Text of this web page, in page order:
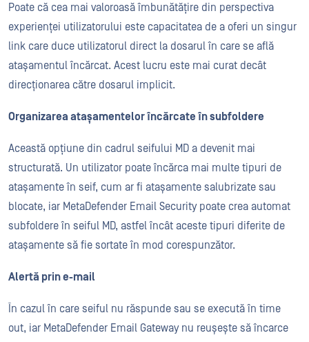
Poate că cea mai valoroasă îmbunătățire din perspectiva
experienței utilizatorului este capacitatea de a oferi un singur
link care duce utilizatorul direct la dosarul în care se află
atașamentul încărcat. Acest lucru este mai curat decât
direcționarea către dosarul implicit.
Organizarea atașamentelor încărcate în subfoldere
Această opțiune din cadrul seifului MD a devenit mai
structurată. Un utilizator poate încărca mai multe tipuri de
atașamente în seif, cum ar fi atașamente salubrizate sau
blocate, iar MetaDefender Email Security poate crea automat
subfoldere în seiful MD, astfel încât aceste tipuri diferite de
atașamente să fie sortate în mod corespunzător.
Alertă prin e-mail
În cazul în care seiful nu răspunde sau se execută în time
out, iar MetaDefender Email Gateway nu reușește să încarce